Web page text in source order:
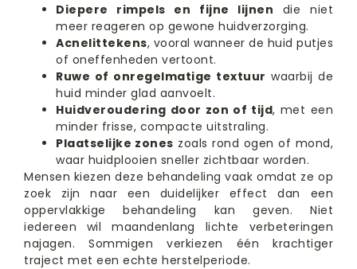
Diepere rimpels en fijne lijnen die niet
meer reageren op gewone huidverzorging.
Acnelittekens, vooral wanneer de huid putjes
of oneffenheden vertoont.
Ruwe of onregelmatige textuur waarbij de
huid minder glad aanvoelt.
Huidveroudering door zon of tijd, met een
minder frisse, compacte uitstraling.
Plaatselijke zones zoals rond ogen of mond,
waar huidplooien sneller zichtbaar worden.
Mensen kiezen deze behandeling vaak omdat ze op
zoek zijn naar een duidelijker effect dan een
oppervlakkige behandeling kan geven. Niet
iedereen wil maandenlang lichte verbeteringen
najagen. Sommigen verkiezen één krachtiger
traject met een echte herstelperiode.